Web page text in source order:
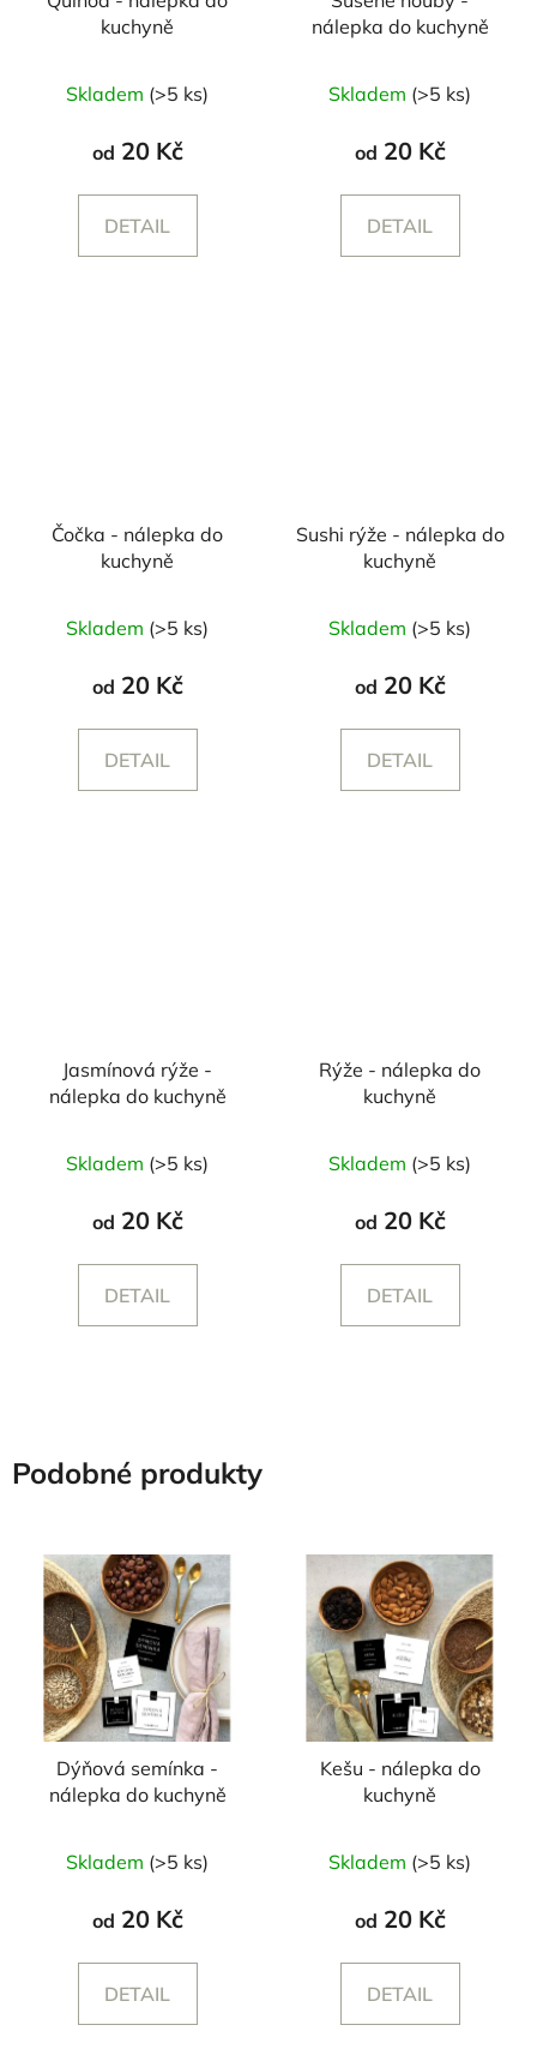
kuchyně
Skladem (>5 ks)
od 20 Kč
DETAIL
nálepka do kuchyně
Skladem (>5 ks)
od 20 Kč
DETAIL
Čočka - nálepka do
kuchyně
hodnocení
produktu
5,0
z
Skladem (>5 ks)
od 20 Kč
DETAIL
Sushi rýže - nálepka do
kuchyně
Skladem (>5 ks)
od 20 Kč
DETAIL
Jasmínová rýže -
nálepka do kuchyně
Skladem (>5 ks)
od 20 Kč
DETAIL
Rýže - nálepka do
kuchyně
Skladem (>5 ks)
od 20 Kč
DETAIL
Podobné produkty
Dýňová semínka -
nálepka do kuchyně
Skladem (>5 ks)
od 20 Kč
DETAIL
Kešu - nálepka do
kuchyně
Skladem (>5 ks)
od 20 Kč
DETAIL